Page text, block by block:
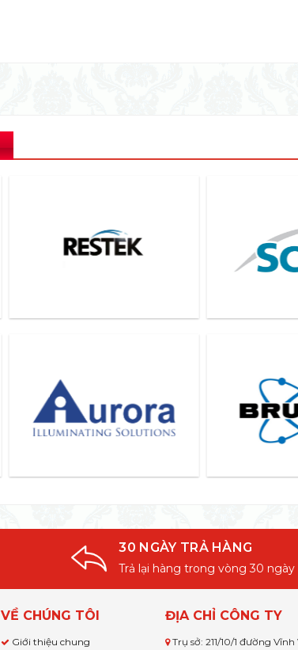
30 NGÀY TRẢ HÀNG
Trả lại hàng trong vòng 30 ngày
VỀ CHÚNG TÔI
Giới thiệu chung
ĐỊA CHỈ CÔNG TY
Trụ sở: 211/10/1 đường